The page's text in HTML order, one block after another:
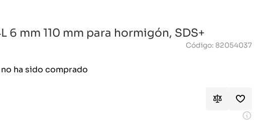
6 mm 110 mm para hormigón, SDS+
Código: 82054037
ha sido comprado